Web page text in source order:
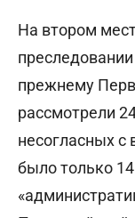
На втором
прежнему
рассмотрели
несогласных с
было только